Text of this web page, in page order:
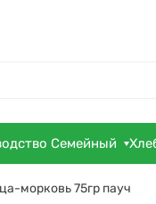
Семейный
морковь 75гр пауч